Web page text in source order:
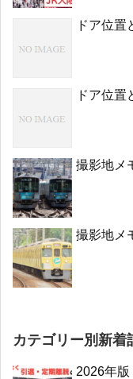
ドア位置
ドア位置
撮影地メ
撮影地メ
カテゴリー別新着
2026年